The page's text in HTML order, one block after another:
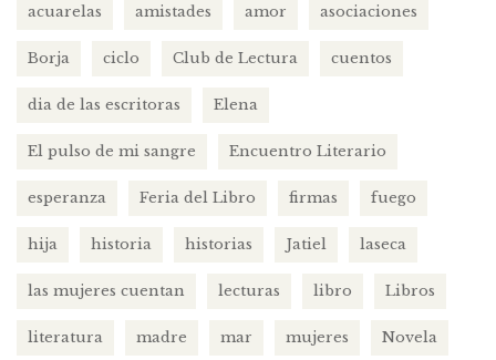
acuarelas amistades amor asociaciones
Borja ciclo Club de Lectura cuentos
dia de las escritoras Elena
El pulso de mi sangre Encuentro Literario
esperanza Feria del Libro firmas fuego
hija historia historias Jatiel laseca
las mujeres cuentan lecturas libro Libros
literatura madre mar mujeres Novela